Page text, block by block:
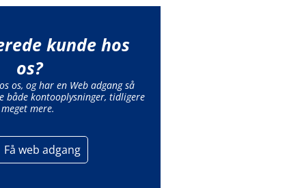
kunde hos
os?
os, og har en Web adgang så
både kontooplysninger, tidligere
mere.
Få web adgang